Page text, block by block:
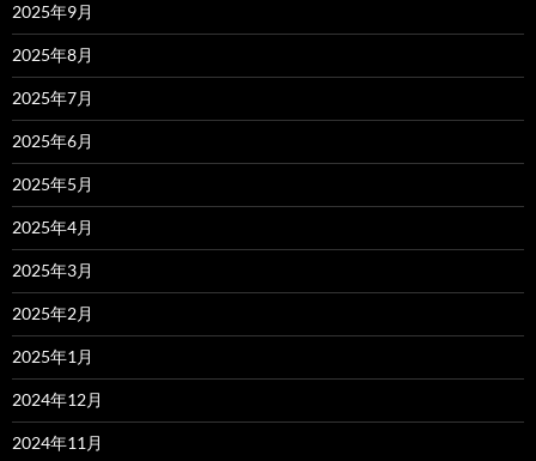
2025年9月
2025年8月
2025年7月
2025年6月
2025年5月
2025年4月
2025年3月
2025年2月
2025年1月
2024年12月
2024年11月